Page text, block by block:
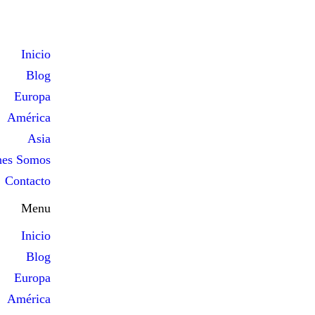
Inicio
Blog
Europa
América
Asia
Somos
Contacto
Menu
Inicio
Blog
Europa
América